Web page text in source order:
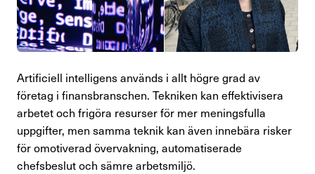
Finansförbundets åsikter
Branschfrågor i fokus
Rapporter
Remissvar
Demokratifrågor
Artificiell intelligens används i allt högre grad av
företag i finansbranschen. Tekniken kan effektivisera
arbetet och frigöra resurser för mer meningsfulla
uppgifter, men samma teknik kan även innebära risker
för omotiverad övervakning, automatiserade
chefsbeslut och sämre arbetsmiljö.